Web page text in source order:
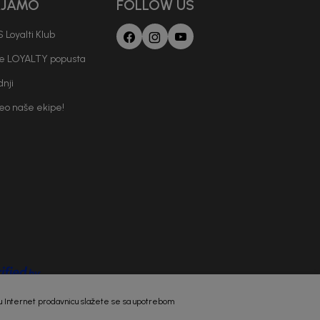
Loyalti Klub
LOYALTY popusta
naše ekipe!
FOLLOW US
Internet prodavnicu slažete se sa upotrebom